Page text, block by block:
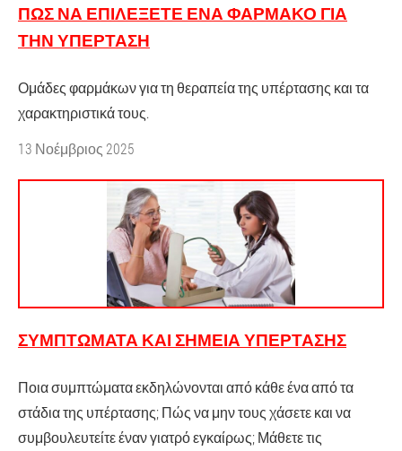
ΠΏΣ ΝΑ ΕΠΙΛΈΞΕΤΕ ΈΝΑ ΦΆΡΜΑΚΟ ΓΙΑ
ΤΗΝ ΥΠΈΡΤΑΣΗ
Ομάδες φαρμάκων για τη θεραπεία της υπέρτασης και τα
χαρακτηριστικά τους.
13 Νοέμβριος 2025
ΣΥΜΠΤΏΜΑΤΑ ΚΑΙ ΣΗΜΕΊΑ ΥΠΈΡΤΑΣΗΣ
Ποια συμπτώματα εκδηλώνονται από κάθε ένα από τα
στάδια της υπέρτασης; Πώς να μην τους χάσετε και να
συμβουλευτείτε έναν γιατρό εγκαίρως; Μάθετε τις